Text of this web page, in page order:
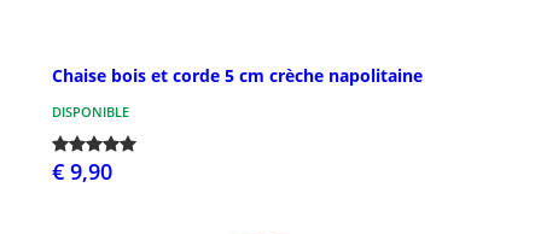
Chaise bois et corde 5 cm crèche napolitaine
DISPONIBLE
€ 9,90